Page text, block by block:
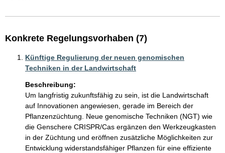
Konkrete Regelungsvorhaben (7)
Künftige Regulierung der neuen genomischen
Techniken in der Landwirtschaft
Beschreibung:
Um langfristig zukunftsfähig zu sein, ist die Landwirtschaft
auf Innovationen angewiesen, gerade im Bereich der
Pflanzenzüchtung. Neue genomische Techniken (NGT) wie
die Genschere CRISPR/Cas ergänzen den Werkzeugkasten
in der Züchtung und eröffnen zusätzliche Möglichkeiten zur
Entwicklung widerstandsfähiger Pflanzen für eine effiziente